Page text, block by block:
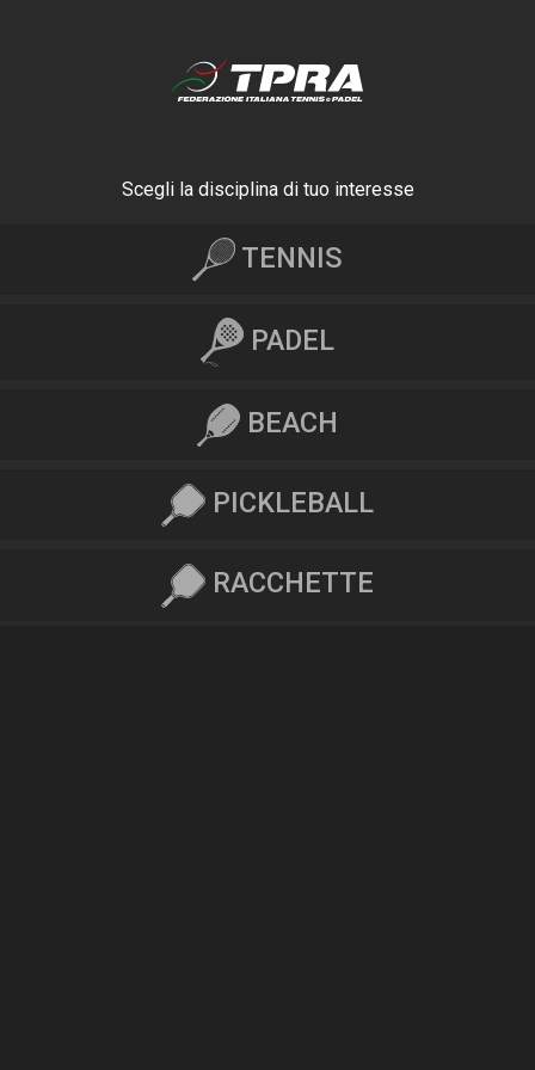
Scegli la disciplina di tuo interesse
TENNIS
PADEL
BEACH
PICKLEBALL
RACCHETTE